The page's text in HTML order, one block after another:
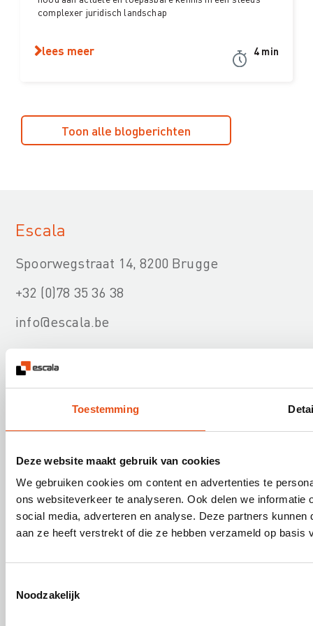
Toestemming
Deze website maakt gebruik van cookies
We gebruiken cookies om content en advertenties te
ons websiteverkeer te analyseren. Ook delen we
social media, adverteren en analyse. Deze partners
aan ze heeft verstrekt of die ze hebben verzameld op basis
Noodzakelijk
complexer juridisch landschap
lees meer 4 min
Toon alle blogberichten
Escala
Spoorwegstraat 14, 8200 Brugge
+32 (0)78 35 36 38
info@escala.be
Nuttige informatie
Over Escala